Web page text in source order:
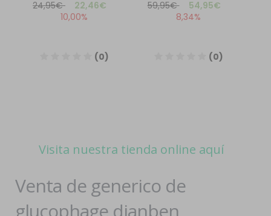
Visita nuestra tienda online aquí
Venta de generico de
glucophage dianben